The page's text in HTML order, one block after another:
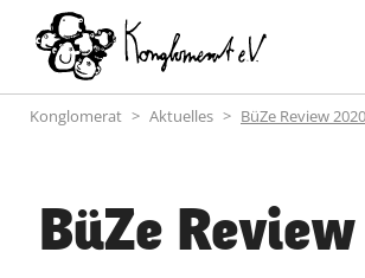
Konglomerat Aktuelles BüZe Review 2020
BüZe